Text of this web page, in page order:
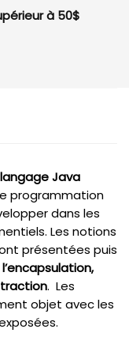
à 50$
Java
programmation
dans les
Les notions
présentées puis
l’encapsulation,
. Les
objet avec les